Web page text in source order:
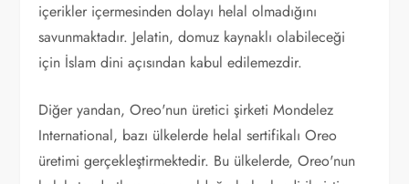
içerikler içermesinden dolayı helal olmadığını
savunmaktadır. Jelatin, domuz kaynaklı olabileceği
için İslam dini açısından kabul edilemezdir.
Diğer yandan, Oreo'nun üretici şirketi Mondelez
International, bazı ülkelerde helal sertifikalı Oreo
üretimi gerçekleştirmektedir. Bu ülkelerde, Oreo'nun